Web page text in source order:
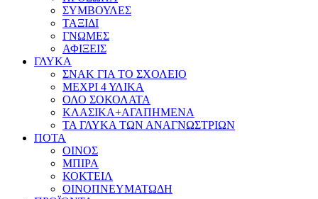
ΣΥΜΒΟΥΛΕΣ
ΤΑΞΙΔΙ
ΓΝΩΜΕΣ
ΑΦΙΞΕΙΣ
ΓΛΥΚΑ
ΣΝΑΚ ΓΙΑ ΤΟ ΣΧΟΛΕΙΟ
ΜΕΧΡΙ 4 ΥΛΙΚΑ
ΟΛΟ ΣΟΚΟΛΑΤΑ
ΚΛΑΣΙΚΑ+ΑΓΑΠΗΜΕΝΑ
ΤΑ ΓΛΥΚΑ ΤΩΝ ΑΝΑΓΝΩΣΤΡΙΩΝ
ΠΟΤΑ
ΟΙΝΟΣ
ΜΠΙΡΑ
ΚΟΚΤΕΙΛ
ΟΙΝΟΠΝΕΥΜΑΤΩΔΗ